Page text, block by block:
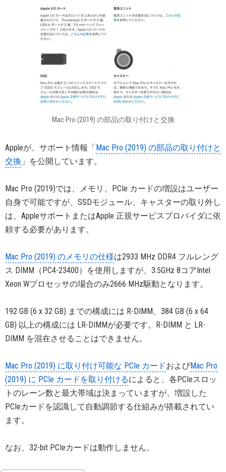
Mac Pro (2019) の部品の取り付けと交換
Appleが、サポート情報「Mac Pro (2019) の部品の取り付けと
交換 」を公開しています。
Mac Pro (2019)では、メモリ、PCIe カードの増設はユーザー
自身で可能ですが、SSDモジュール、キャスターの取り外し
は、AppleサポートまたはApple 正規サービスプロバイダに依
頼する必要があります。
Mac Pro (2019) のメモリの仕様は2933 MHz DDR4 フルレング
ス DIMM（PC4-23400）を使用しますが、3.5GHz 8コアIntel
Xeon Wプロセッサの場合のみ2666 MHz駆動となります。
192 GB (6 x 32 GB) までの構成には R-DIMM、384 GB (6 x 64
GB) 以上の構成には LR-DIMMが必要です。R-DIMM と LR-
DIMM を混在させることはできません。
Mac Pro (2019) に取り付け可能な PCIe カードおよびMac Pro
(2019) に PCIe カードを取り付けるによると、各PCIeスロッ
トのレーン数と最大帯域は決まっていますが、増設した
PCIeカードを認識して自動調節する仕組みが搭載されてい
ます。
なお、32-bit PCIeカードは動作しません。